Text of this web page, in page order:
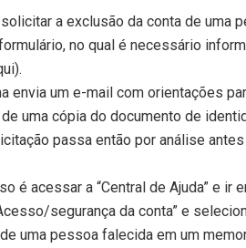
a exclusão da conta de uma
no qual é necessário
envia um e-mail com orientações
uma cópia do documento de
passa então por análise
é acessar a “Central de Ajuda” e ir
segurança da conta” e
uma pessoa falecida em um